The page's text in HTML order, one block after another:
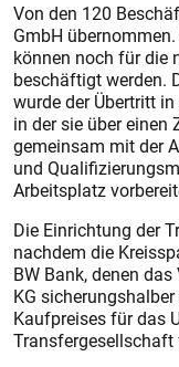
Von den 120
GmbH
können noch für die
beschäftigt werden.
wurde der Übertritt
in der sie über einen
gemeinsam mit der
und
Arbeitsplatz
Die Einrichtung der
nachdem die
BW Bank, denen
KG
Kaufpreises für das
Transfergesellschaft